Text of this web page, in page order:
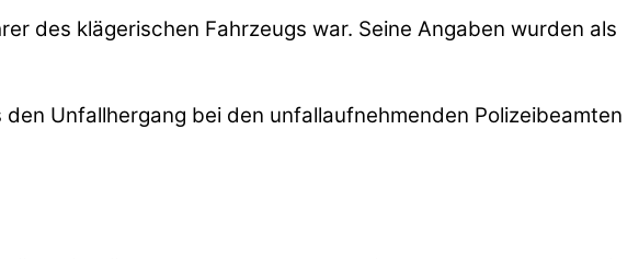
des klägerischen Fahrzeugs war. Seine Angaben wurden als
Unfallhergang bei den unfallaufnehmenden Polizeibeamten